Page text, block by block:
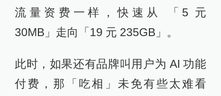
流量资费一样，快速从 「5 元
30MB」走向「19 元 235GB」。
此时，如果还有品牌叫用户为 AI 功能
付费，那「吃相」未免有些太难看